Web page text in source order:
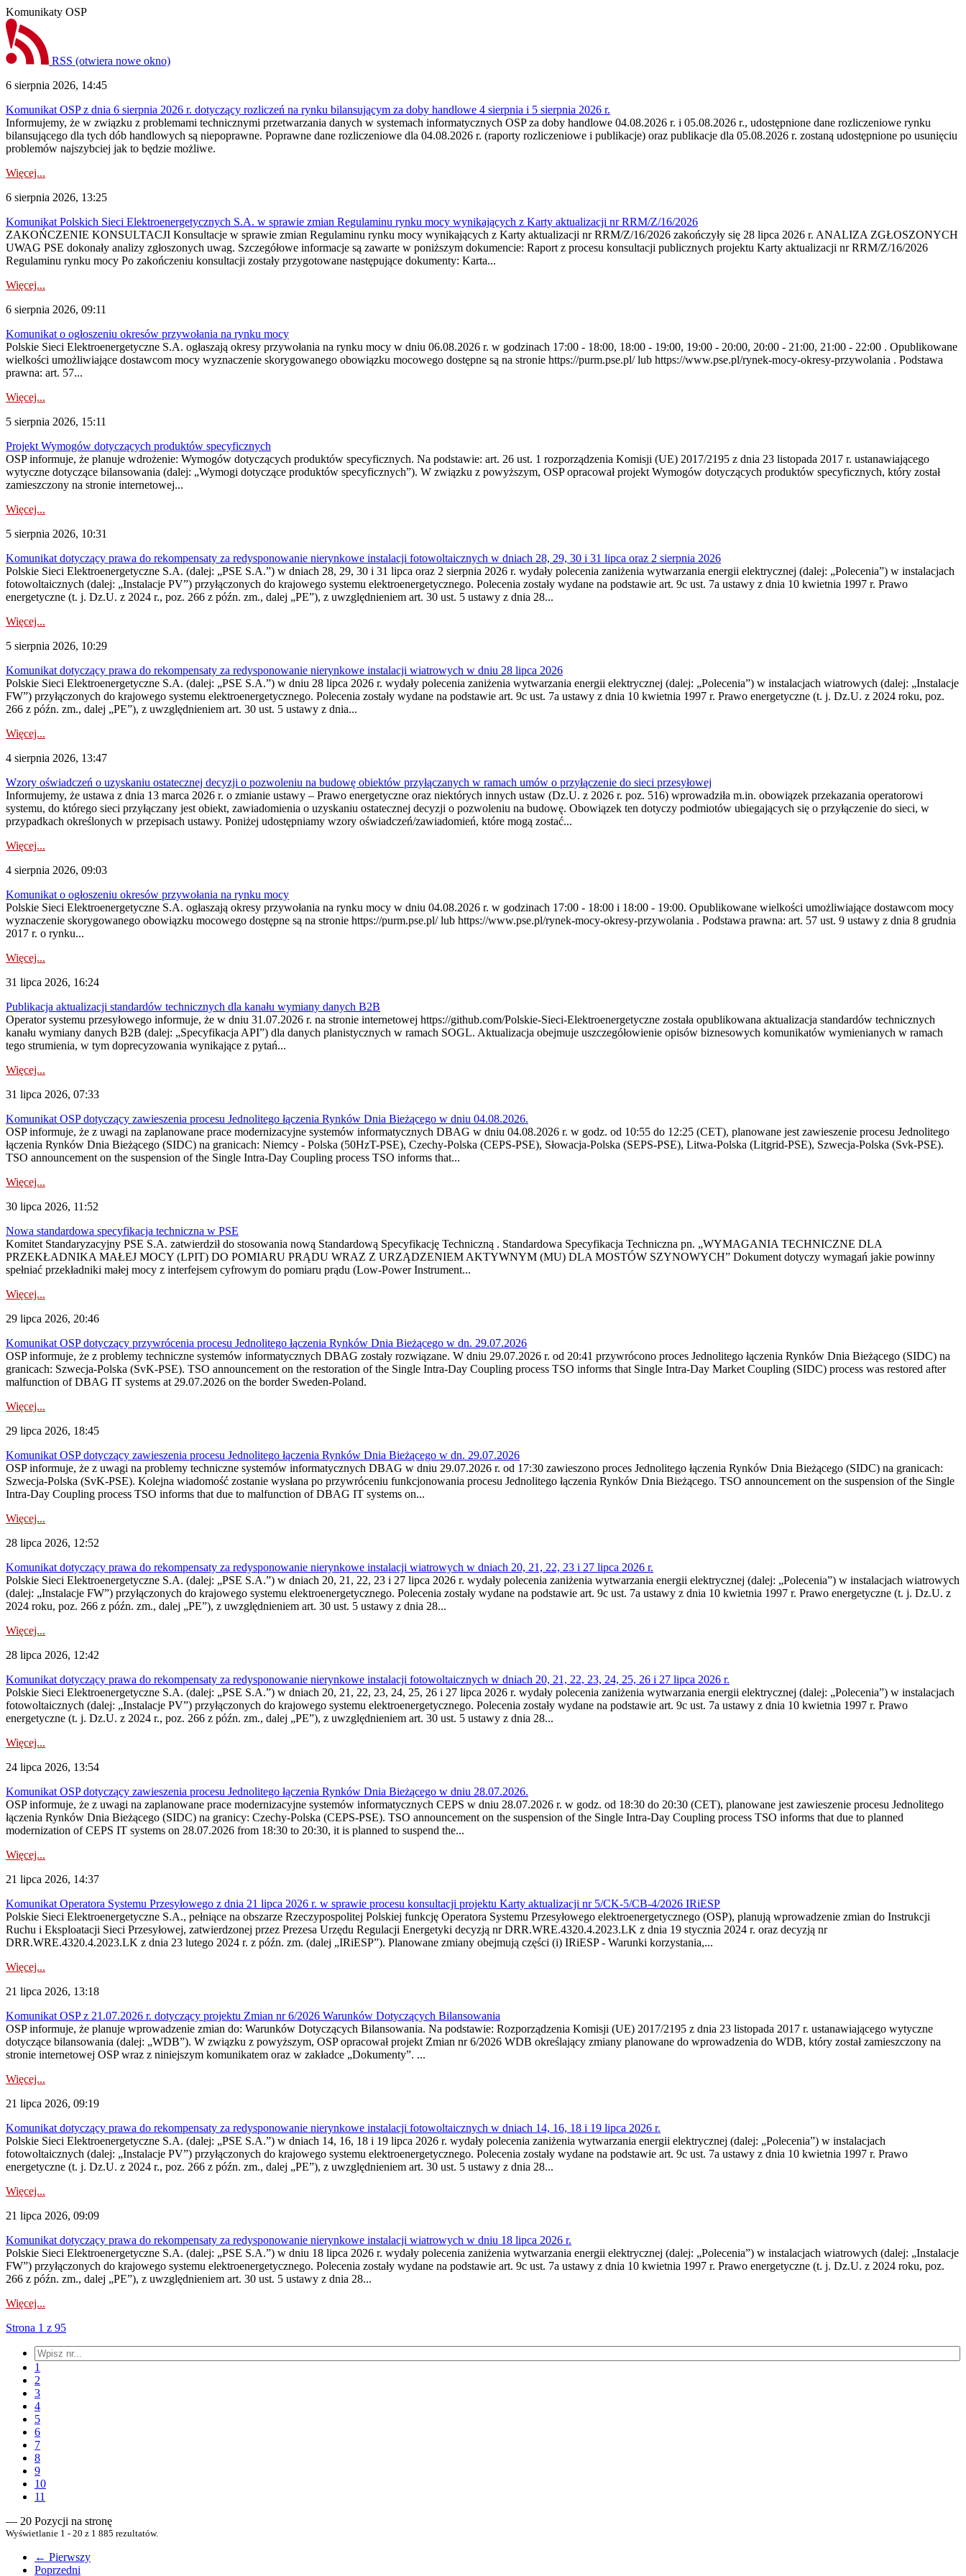
Komunikaty OSP
RSS (otwiera nowe okno)
6 sierpnia 2026, 14:45
Komunikat OSP z dnia 6 sierpnia 2026 r. dotyczący rozliczeń na rynku bilansującym za doby handlowe 4 sierpnia i 5 sierpnia 2026 r.
Informujemy, że w związku z problemami technicznymi przetwarzania danych w systemach informatycznych OSP za doby handlowe 04.08.2026 r. i 05.08.2026 r., udostępnione dane rozliczeniowe rynku
bilansującego dla tych dób handlowych są niepoprawne. Poprawne dane rozliczeniowe dla 04.08.2026 r. (raporty rozliczeniowe i publikacje) oraz publikacje dla 05.08.2026 r. zostaną udostępnione po usunięciu
problemów najszybciej jak to będzie możliwe.
Więcej...
6 sierpnia 2026, 13:25
Komunikat Polskich Sieci Elektroenergetycznych S.A. w sprawie zmian Regulaminu rynku mocy wynikających z Karty aktualizacji nr RRM/Z/16/2026
ZAKOŃCZENIE KONSULTACJI Konsultacje w sprawie zmian Regulaminu rynku mocy wynikających z Karty aktualizacji nr RRM/Z/16/2026 zakończyły się 28 lipca 2026 r. ANALIZA ZGŁOSZONYCH
UWAG PSE dokonały analizy zgłoszonych uwag. Szczegółowe informacje są zawarte w poniższym dokumencie: Raport z procesu konsultacji publicznych projektu Karty aktualizacji nr RRM/Z/16/2026
Regulaminu rynku mocy Po zakończeniu konsultacji zostały przygotowane następujące dokumenty: Karta...
Więcej...
6 sierpnia 2026, 09:11
Komunikat o ogłoszeniu okresów przywołania na rynku mocy
Polskie Sieci Elektroenergetyczne S.A. ogłaszają okresy przywołania na rynku mocy w dniu 06.08.2026 r. w godzinach 17:00 - 18:00, 18:00 - 19:00, 19:00 - 20:00, 20:00 - 21:00, 21:00 - 22:00 . Opublikowane
wielkości umożliwiające dostawcom mocy wyznaczenie skorygowanego obowiązku mocowego dostępne są na stronie https://purm.pse.pl/ lub https://www.pse.pl/rynek-mocy-okresy-przywolania . Podstawa
prawna: art. 57...
Więcej...
5 sierpnia 2026, 15:11
Projekt Wymogów dotyczących produktów specyficznych
OSP informuje, że planuje wdrożenie: Wymogów dotyczących produktów specyficznych. Na podstawie: art. 26 ust. 1 rozporządzenia Komisji (UE) 2017/2195 z dnia 23‍ listopada 2017 r. ustanawiającego
wytyczne dotyczące bilansowania (dalej: „Wymogi dotyczące produktów specyficznych”). W związku z powyższym, OSP opracował projekt Wymogów dotyczących produktów specyficznych, który został
zamieszczony na stronie internetowej...
Więcej...
5 sierpnia 2026, 10:31
Komunikat dotyczący prawa do rekompensaty za redysponowanie nierynkowe instalacji fotowoltaicznych w dniach 28, 29, 30 i 31 lipca oraz 2 sierpnia 2026
Polskie Sieci Elektroenergetyczne S.A. (dalej: „PSE S.A.”) w dniach 28, 29, 30 i 31 lipca oraz 2 sierpnia 2026 r. wydały polecenia zaniżenia wytwarzania energii elektrycznej (dalej: „Polecenia”) w instalacjach
fotowoltaicznych (dalej: „Instalacje PV”) przyłączonych do krajowego systemu elektroenergetycznego. Polecenia zostały wydane na podstawie art. 9c ust. 7a ustawy z dnia 10 kwietnia 1997 r. Prawo
energetyczne (t. j. Dz.U. z 2024 r., poz. 266 z późn. zm., dalej „PE”), z uwzględnieniem art. 30 ust. 5 ustawy z dnia 28...
Więcej...
5 sierpnia 2026, 10:29
Komunikat dotyczący prawa do rekompensaty za redysponowanie nierynkowe instalacji wiatrowych w dniu 28 lipca 2026
Polskie Sieci Elektroenergetyczne S.A. (dalej: „PSE S.A.”) w dniu 28 lipca 2026 r. wydały polecenia zaniżenia wytwarzania energii elektrycznej (dalej: „Polecenia”) w instalacjach wiatrowych (dalej: „Instalacje
FW”) przyłączonych do krajowego systemu elektroenergetycznego. Polecenia zostały wydane na podstawie art. 9c ust. 7a ustawy z dnia 10 kwietnia 1997 r. Prawo energetyczne (t. j. Dz.U. z 2024 roku, poz.
266 z późn. zm., dalej „PE”), z uwzględnieniem art. 30 ust. 5 ustawy z dnia...
Więcej...
4 sierpnia 2026, 13:47
Wzory oświadczeń o uzyskaniu ostatecznej decyzji o pozwoleniu na budowę obiektów przyłączanych w ramach umów o przyłączenie do sieci przesyłowej
Informujemy, że ustawa z dnia 13 marca 2026 r. o zmianie ustawy – Prawo energetyczne oraz niektórych innych ustaw (Dz.U. z 2026 r. poz. 516) wprowadziła m.in. obowiązek przekazania operatorowi
systemu, do którego sieci przyłączany jest obiekt, zawiadomienia o uzyskaniu ostatecznej decyzji o pozwoleniu na budowę. Obowiązek ten dotyczy podmiotów ubiegających się o przyłączenie do sieci, w
przypadkach określonych w przepisach ustawy. Poniżej udostępniamy wzory oświadczeń/zawiadomień, które mogą zostać...
Więcej...
4 sierpnia 2026, 09:03
Komunikat o ogłoszeniu okresów przywołania na rynku mocy
Polskie Sieci Elektroenergetyczne S.A. ogłaszają okresy przywołania na rynku mocy w dniu 04.08.2026 r. w godzinach 17:00 - 18:00 i 18:00 - 19:00. Opublikowane wielkości umożliwiające dostawcom mocy
wyznaczenie skorygowanego obowiązku mocowego dostępne są na stronie https://purm.pse.pl/ lub https://www.pse.pl/rynek-mocy-okresy-przywolania . Podstawa prawna: art. 57 ust. 9 ustawy z dnia 8 grudnia
2017 r. o rynku...
Więcej...
31 lipca 2026, 16:24
Publikacja aktualizacji standardów technicznych dla kanału wymiany danych B2B
Operator systemu przesyłowego informuje, że w dniu 31.07.2026 r. na stronie internetowej https://github.com/Polskie-Sieci-Elektroenergetyczne została opublikowana aktualizacja standardów technicznych
kanału wymiany danych B2B (dalej: „Specyfikacja API”) dla danych planistycznych w ramach SOGL. Aktualizacja obejmuje uszczegółowienie opisów biznesowych komunikatów wymienianych w ramach
tego strumienia, w tym doprecyzowania wynikające z pytań...
Więcej...
31 lipca 2026, 07:33
Komunikat OSP dotyczący zawieszenia procesu Jednolitego łączenia Rynków Dnia Bieżącego w dniu 04.08.2026.
OSP informuje, że z uwagi na zaplanowane prace modernizacyjne systemów informatycznych DBAG w dniu 04.08.2026 r. w godz. od 10:55 do 12:25 (CET), planowane jest zawieszenie procesu Jednolitego
łączenia Rynków Dnia Bieżącego (SIDC) na granicach: Niemcy - Polska (50HzT-PSE), Czechy-Polska (CEPS-PSE), Słowacja-Polska (SEPS-PSE), Litwa-Polska (Litgrid-PSE), Szwecja-Polska (Svk-PSE).
TSO announcement on the suspension of the Single Intra-Day Coupling process TSO informs that...
Więcej...
30 lipca 2026, 11:52
Nowa standardowa specyfikacja techniczna w PSE
Komitet Standaryzacyjny PSE S.A. zatwierdził do stosowania nową Standardową Specyfikację Techniczną . Standardowa Specyfikacja Techniczna pn. „WYMAGANIA TECHNICZNE DLA
PRZEKŁADNIKA MAŁEJ MOCY (LPIT) DO POMIARU PRĄDU WRAZ Z URZĄDZENIEM AKTYWNYM (MU) DLA MOSTÓW SZYNOWYCH” Dokument dotyczy wymagań jakie powinny
spełniać przekładniki małej mocy z interfejsem cyfrowym do pomiaru prądu (Low-Power Instrument...
Więcej...
29 lipca 2026, 20:46
Komunikat OSP dotyczący przywrócenia procesu Jednolitego łączenia Rynków Dnia Bieżącego w dn. 29.07.2026
OSP informuje, że z problemy techniczne systemów informatycznych DBAG zostały rozwiązane. W dniu 29.07.2026 r. od 20:41 przywrócono proces Jednolitego łączenia Rynków Dnia Bieżącego (SIDC) na
granicach: Szwecja-Polska (SvK-PSE). TSO announcement on the restoration of the Single Intra-Day Coupling process TSO informs that Single Intra-Day Market Coupling (SIDC) process was restored after
malfunction of DBAG IT systems at 29.07.2026 on the border Sweden-Poland.
Więcej...
29 lipca 2026, 18:45
Komunikat OSP dotyczący zawieszenia procesu Jednolitego łączenia Rynków Dnia Bieżącego w dn. 29.07.2026
OSP informuje, że z uwagi na problemy techniczne systemów informatycznych DBAG w dniu 29.07.2026 r. od 17:30 zawieszono proces Jednolitego łączenia Rynków Dnia Bieżącego (SIDC) na granicach:
Szwecja-Polska (SvK-PSE). Kolejna wiadomość zostanie wysłana po przywróceniu funkcjonowania procesu Jednolitego łączenia Rynków Dnia Bieżącego. TSO announcement on the suspension of the Single
Intra-Day Coupling process TSO informs that due to malfunction of DBAG IT systems on...
Więcej...
28 lipca 2026, 12:52
Komunikat dotyczący prawa do rekompensaty za redysponowanie nierynkowe instalacji wiatrowych w dniach 20, 21, 22, 23 i 27 lipca 2026 r.
Polskie Sieci Elektroenergetyczne S.A. (dalej: „PSE S.A.”) w dniach 20, 21, 22, 23 i 27 lipca 2026 r. wydały polecenia zaniżenia wytwarzania energii elektrycznej (dalej: „Polecenia”) w instalacjach wiatrowych
(dalej: „Instalacje FW”) przyłączonych do krajowego systemu elektroenergetycznego. Polecenia zostały wydane na podstawie art. 9c ust. 7a ustawy z dnia 10 kwietnia 1997 r. Prawo energetyczne (t. j. Dz.U. z
2024 roku, poz. 266 z późn. zm., dalej „PE”), z uwzględnieniem art. 30 ust. 5 ustawy z dnia 28...
Więcej...
28 lipca 2026, 12:42
Komunikat dotyczący prawa do rekompensaty za redysponowanie nierynkowe instalacji fotowoltaicznych w dniach 20, 21, 22, 23, 24, 25, 26 i 27 lipca 2026 r.
Polskie Sieci Elektroenergetyczne S.A. (dalej: „PSE S.A.”) w dniach 20, 21, 22, 23, 24, 25, 26 i 27 lipca 2026 r. wydały polecenia zaniżenia wytwarzania energii elektrycznej (dalej: „Polecenia”) w instalacjach
fotowoltaicznych (dalej: „Instalacje PV”) przyłączonych do krajowego systemu elektroenergetycznego. Polecenia zostały wydane na podstawie art. 9c ust. 7a ustawy z dnia 10 kwietnia 1997 r. Prawo
energetyczne (t. j. Dz.U. z 2024 r., poz. 266 z późn. zm., dalej „PE”), z uwzględnieniem art. 30 ust. 5 ustawy z dnia 28...
Więcej...
24 lipca 2026, 13:54
Komunikat OSP dotyczący zawieszenia procesu Jednolitego łączenia Rynków Dnia Bieżącego w dniu 28.07.2026.
OSP informuje, że z uwagi na zaplanowane prace modernizacyjne systemów informatycznych CEPS w dniu 28.07.2026 r. w godz. od 18:30 do 20:30 (CET), planowane jest zawieszenie procesu Jednolitego
łączenia Rynków Dnia Bieżącego (SIDC) na granicy: Czechy-Polska (CEPS-PSE). TSO announcement on the suspension of the Single Intra-Day Coupling process TSO informs that due to planned
modernization of CEPS IT systems on 28.07.2026 from 18:30 to 20:30, it is planned to suspend the...
Więcej...
21 lipca 2026, 14:37
Komunikat Operatora Systemu Przesyłowego z dnia 21 lipca 2026 r. w sprawie procesu konsultacji projektu Karty aktualizacji nr 5/CK-5/CB-4/2026 IRiESP
Polskie Sieci Elektroenergetyczne S.A., pełniące na obszarze Rzeczypospolitej Polskiej funkcję Operatora Systemu Przesyłowego elektroenergetycznego (OSP), planują wprowadzenie zmian do Instrukcji
Ruchu i Eksploatacji Sieci Przesyłowej, zatwierdzonej przez Prezesa Urzędu Regulacji Energetyki decyzją nr DRR.WRE.4320.4.2023.LK z dnia 19 stycznia 2024 r. oraz decyzją nr
DRR.WRE.4320.4.2023.LK z dnia 23 lutego 2024 r. z późn. zm. (dalej „IRiESP”). Planowane zmiany obejmują części (i) IRiESP - Warunki korzystania,...
Więcej...
21 lipca 2026, 13:18
Komunikat OSP z 21.07.2026 r. dotyczący projektu Zmian nr 6/2026 Warunków Dotyczących Bilansowania
OSP informuje, że planuje wprowadzenie zmian do: Warunków Dotyczących Bilansowania. Na podstawie: Rozporządzenia Komisji (UE) 2017/2195 z dnia 23‍ listopada 2017 r. ustanawiającego wytyczne
dotyczące bilansowania (dalej: „WDB”). W związku z powyższym, OSP opracował projekt Zmian nr 6/2026 WDB określający zmiany planowane do wprowadzenia do WDB, który został zamieszczony na
stronie internetowej OSP wraz z niniejszym komunikatem oraz w zakładce „Dokumenty”. ...
Więcej...
21 lipca 2026, 09:19
Komunikat dotyczący prawa do rekompensaty za redysponowanie nierynkowe instalacji fotowoltaicznych w dniach 14, 16, 18 i 19 lipca 2026 r.
Polskie Sieci Elektroenergetyczne S.A. (dalej: „PSE S.A.”) w dniach 14, 16, 18 i 19 lipca 2026 r. wydały polecenia zaniżenia wytwarzania energii elektrycznej (dalej: „Polecenia”) w instalacjach
fotowoltaicznych (dalej: „Instalacje PV”) przyłączonych do krajowego systemu elektroenergetycznego. Polecenia zostały wydane na podstawie art. 9c ust. 7a ustawy z dnia 10 kwietnia 1997 r. Prawo
energetyczne (t. j. Dz.U. z 2024 r., poz. 266 z późn. zm., dalej „PE”), z uwzględnieniem art. 30 ust. 5 ustawy z dnia 28...
Więcej...
21 lipca 2026, 09:09
Komunikat dotyczący prawa do rekompensaty za redysponowanie nierynkowe instalacji wiatrowych w dniu 18 lipca 2026 r.
Polskie Sieci Elektroenergetyczne S.A. (dalej: „PSE S.A.”) w dniu 18 lipca 2026 r. wydały polecenia zaniżenia wytwarzania energii elektrycznej (dalej: „Polecenia”) w instalacjach wiatrowych (dalej: „Instalacje
FW”) przyłączonych do krajowego systemu elektroenergetycznego. Polecenia zostały wydane na podstawie art. 9c ust. 7a ustawy z dnia 10 kwietnia 1997 r. Prawo energetyczne (t. j. Dz.U. z 2024 roku, poz.
266 z późn. zm., dalej „PE”), z uwzględnieniem art. 30 ust. 5 ustawy z dnia 28...
Więcej...
Strona 1 z 95
1
2
3
4
5
6
7
8
9
10
11
— 20 Pozycji na stronę
Wyświetlanie 1 - 20 z 1 885 rezultatów.
← Pierwszy
Poprzedni